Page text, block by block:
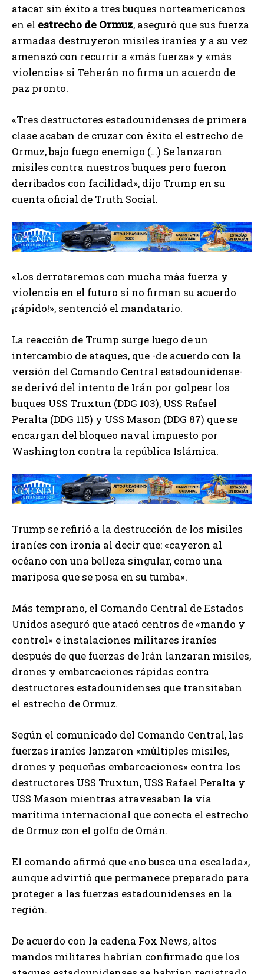
atacar sin éxito a tres buques norteamericanos
en el estrecho de Ormuz, aseguró que sus fuerza
armadas destruyeron misiles iraníes y a su vez
amenazó con recurrir a «más fuerza» y «más
violencia» si Teherán no firma un acuerdo de
paz pronto.
«Tres destructores estadounidenses de primera
clase acaban de cruzar con éxito el estrecho de
Ormuz, bajo fuego enemigo (…) Se lanzaron
misiles contra nuestros buques pero fueron
derribados con facilidad», dijo Trump en su
cuenta oficial de Truth Social.
«Los derrotaremos con mucha más fuerza y
violencia en el futuro si no firman su acuerdo
¡rápido!», sentenció el mandatario.
La reacción de Trump surge luego de un
intercambio de ataques, que -de acuerdo con la
versión del Comando Central estadounidense-
se derivó del intento de Irán por golpear los
buques USS Truxtun (DDG 103), USS Rafael
Peralta (DDG 115) y USS Mason (DDG 87) que se
encargan del bloqueo naval impuesto por
Washington contra la república Islámica.
Trump se refirió a la destrucción de los misiles
iraníes con ironía al decir que: «cayeron al
océano con una belleza singular, como una
mariposa que se posa en su tumba».
Más temprano, el Comando Central de Estados
Unidos aseguró que atacó centros de «mando y
control» e instalaciones militares iraníes
después de que fuerzas de Irán lanzaran misiles,
drones y embarcaciones rápidas contra
destructores estadounidenses que transitaban
el estrecho de Ormuz.
Según el comunicado del Comando Central, las
fuerzas iraníes lanzaron «múltiples misiles,
drones y pequeñas embarcaciones» contra los
destructores USS Truxtun, USS Rafael Peralta y
USS Mason mientras atravesaban la vía
marítima internacional que conecta el estrecho
de Ormuz con el golfo de Omán.
El comando afirmó que «no busca una escalada»,
aunque advirtió que permanece preparado para
proteger a las fuerzas estadounidenses en la
región.
De acuerdo con la cadena Fox News, altos
mandos militares habrían confirmado que los